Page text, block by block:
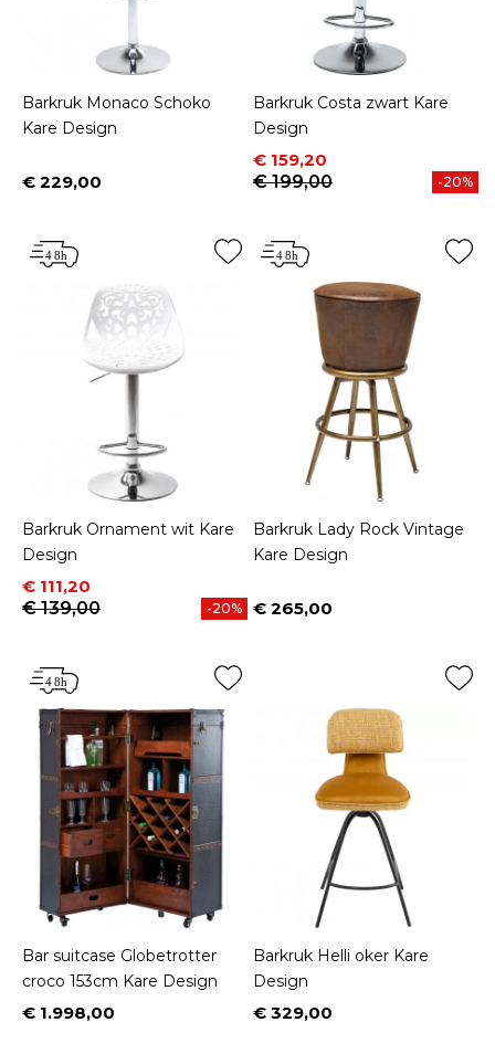
Barkruk Monaco Schoko
Kare Design
Prijs
€ 229,00
Barkruk Costa zwart Kare
Design
Prijs
€ 159,20
Normale prijs
€ 199,00
-20%
Barkruk Ornament wit Kare
Design
Prijs
€ 111,20
Normale prijs
€ 139,00
-20%
Barkruk Lady Rock Vintage
Kare Design
Prijs
€ 265,00
Bar suitcase Globetrotter
croco 153cm Kare Design
Prijs
€ 1.998,00
Barkruk Helli oker Kare
Design
Prijs
€ 329,00